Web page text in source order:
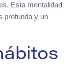
Esta mentalidad
profunda y un